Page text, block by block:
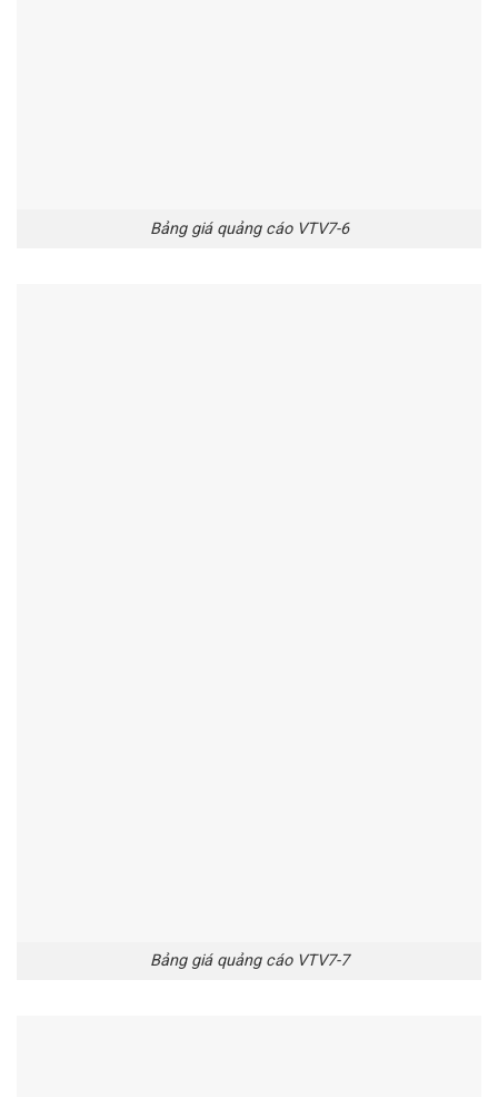
Bảng giá quảng cáo VTV7-6
Bảng giá quảng cáo VTV7-7